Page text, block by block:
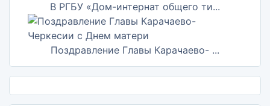
В РГБУ «Дом-интернат общего ти...
Поздравление Главы Карачаево- ...